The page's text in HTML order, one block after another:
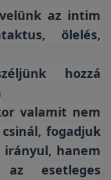
az intim
ölelés,
hozzá
valamit nem
fogadjuk
hanem
esetleges